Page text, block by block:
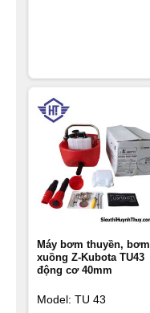
Máy bơm thuyền, bơm
xuồng Z-Kubota TU43
động cơ 40mm
Model: TU 43